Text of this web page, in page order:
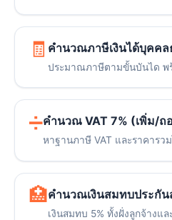
🧾 คำนวณภาษีเงินได้บุคค
ประมาณภาษีตามขั้นบันได พ
➗คำนวณ VAT 7% (เพิ่ม/ถ
หาฐานภาษี VAT และราคารว
🏥คำนวณเงินสมทบประกัน
เงินสมทบ 5% ทั้งฝั่งลูกจ้างแล